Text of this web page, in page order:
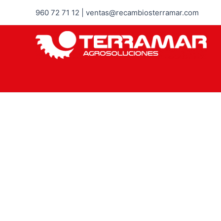
960 72 71 12 | ventas@recambiosterramar.com